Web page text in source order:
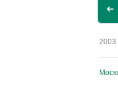
2003